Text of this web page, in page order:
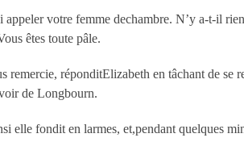
appeler votre femme dechambre. N’y a-t-il
êtes toute pâle.
remercie, réponditElizabeth en tâchant de se
de Longbourn.
elle fondit en larmes, et,pendant quelques